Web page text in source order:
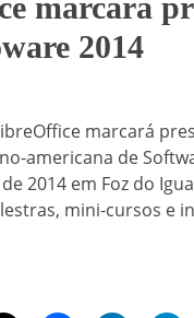
2014
marcará
americana de
2014 em Foz do
mini-cursos e